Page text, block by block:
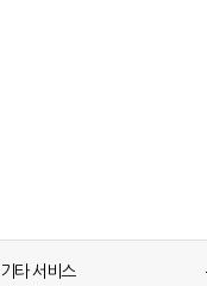
기타 서비스